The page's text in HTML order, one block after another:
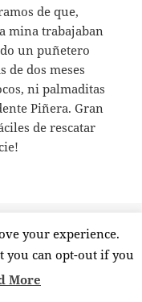
de que,
mina trabajaban
un puñetero
de dos meses
ni palmaditas
Piñera. Gran
de rescatar
your experience.
you can opt-out if you
More